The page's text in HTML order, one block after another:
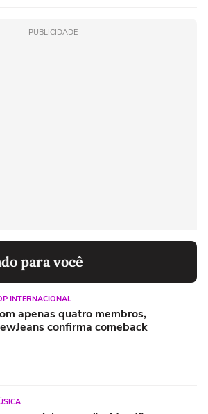
PUBLICIDADE
para você
INTERNACIONAL
apenas quatro membros,
confirma comeback